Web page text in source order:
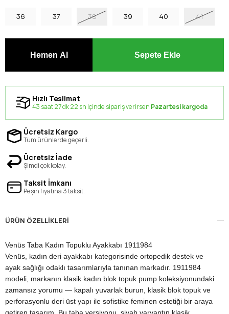
36 37 38 39 40 41
Hızlı Teslimat
43 saat 27 dk 21 sn içinde sipariş verirsen Pazartesi kargoda
Ücretsiz Kargo
Tüm ürünlerde geçerli.
Ücretsiz İade
Şimdi çok kolay.
Taksit İmkanı
Peşin fiyatına 3 taksit.
ÜRÜN ÖZELLIKLERI
Venüs Taba Kadın Topuklu Ayakkabı 1911984
Venüs, kadın deri ayakkabı kategorisinde ortopedik destek ve
ayak sağlığı odaklı tasarımlarıyla tanınan markadır. 1911984
modeli, markanın klasik kadın blok topuk pump koleksiyonundaki
zamansız yorumu — kapalı yuvarlak burun, klasik blok topuk ve
perforasyonlu deri üst yapı ile sofistike feminen estetiği bir araya